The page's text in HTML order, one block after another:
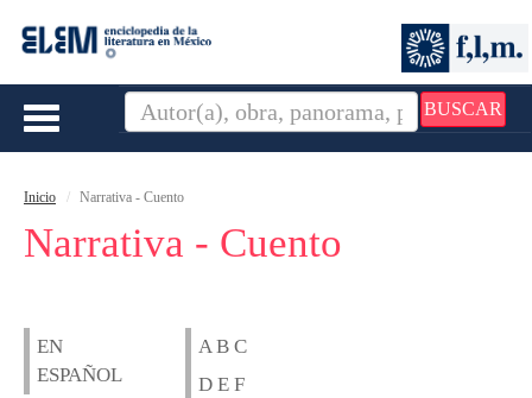
BUSCAR
Toggle
Inicio Narrativa - Cuento
Narrativa - Cuento
EN
ESPAÑOL
A B C
D E F